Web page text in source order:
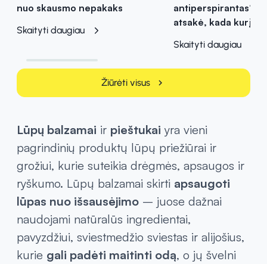
nuo skausmo nepakaks
Skaityti daugiau
antiperspirantas?
atsakė, kada kurį
Skaityti daugiau
Žiūrėti visus chevron_right
Lūpų balzamai ir pieštukai yra vieni
pagrindinių produktų lūpų priežiūrai ir
grožiui, kurie suteikia drėgmės, apsaugos ir
ryškumo. Lūpų balzamai skirti apsaugoti
lūpas nuo išsausėjimo – juose dažnai
naudojami natūralūs ingredientai,
pavyzdžiui, sviestmedžio sviestas ir alijošius,
kurie gali padėti maitinti odą, o jų švelni